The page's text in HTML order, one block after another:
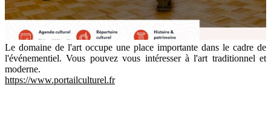
Le domaine de l'art occupe une place importante dans le cadre de
l'événementiel. Vous pouvez vous intéresser à l'art traditionnel et
moderne.
https://www.portailculturel.fr